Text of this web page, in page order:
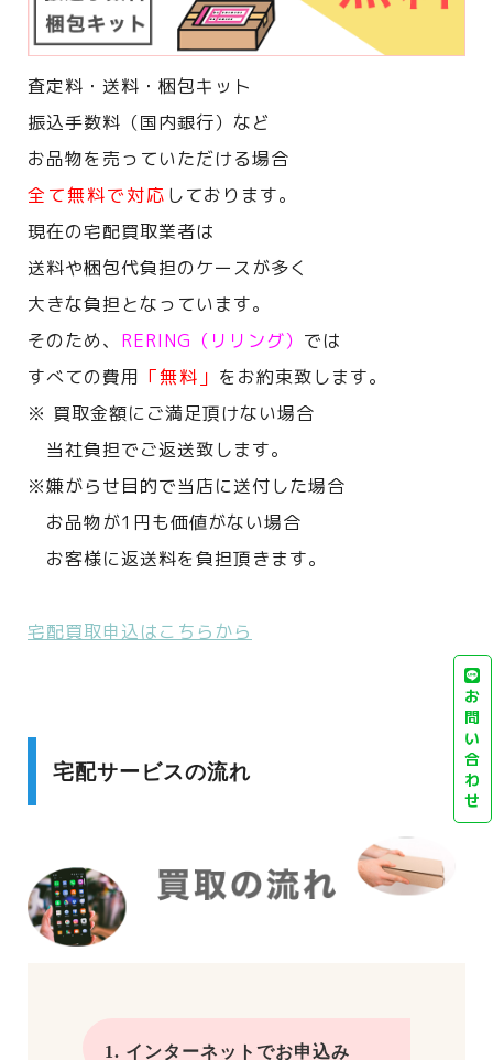
査定料・送料・梱包キット
振込手数料（国内銀行）など
お品物を売っていただける場合
全て無料で対応 しております。
現在の宅配買取業者は
送料や梱包代負担のケースが多く
大きな負担となっています。
そのため、 RERING（リリング） では
すべての費用 「無料」 をお約束致します。
※ 買取金額にご満足頂けない場合
当社負担でご返送致します。
※嫌がらせ目的で当店に送付した場合
お品物が1円も価値がない場合
お客様に返送料を負担頂きます。
宅配買取申込はこちらから
宅配サービスの流れ
1. インターネットでお申込み
お
問
い
合
わ
せ